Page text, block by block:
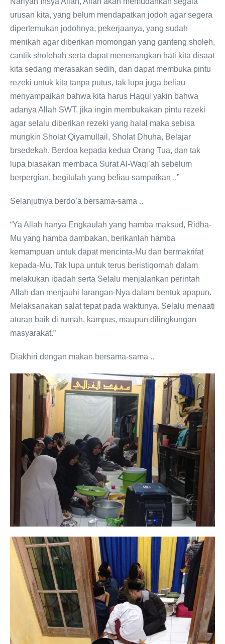
urusan kita, yang belum mendapatkan jodoh agar segera
dipertemukan jodohnya, pekerjaanya, yang sudah
menikah agar diberikan momongan yang ganteng sholeh,
cantik sholehah serta dapat menenangkan hati kita disaat
kita sedang merasakan sedih, dan dapat membuka pintu
rezeki untuk kita tanpa putus, tak lupa juga beliau
menyampaikan bahwa kita harus Haqul yakin bahwa
adanya Allah SWT, jika ingin membukakan pintu rezeki
agar selalu diberikan rezeki yang halal maka sebisa
mungkin Sholat Qiyamullail, Sholat Dhuha, Belajar
brsedekah, Berdoa kepada kedua Orang Tua, dan tak
lupa biasakan membaca Surat Al-Waqi’ah sebelum
berpergian, begitulah yang beliau sampaikan ..”
Selanjutnya berdo’a bersama-sama ..
“Ya Allah hanya Engkaulah yang hamba maksud, Ridha-
Mu yang hamba dambakan, berikanlah hamba
kemampuan untuk dapat mencinta-Mu dan bermakrifat
kepada-Mu. Tak lupa untuk terus beristiqomah dalam
melakukan ibadah serta Selalu menjalankan perintah
Allah dan menjauhi larangan-Nya dalam bentuk apapun.
Melaksanakan salat tepat pada waktunya. Selalu menaati
aturan baik di rumah, kampus, maupun dilingkungan
masyarakat.”
Diakhiri dengan makan bersama-sama ..